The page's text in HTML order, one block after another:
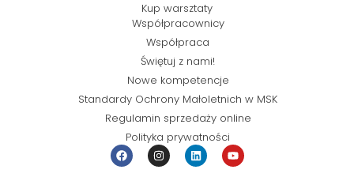
Kup warsztaty
Współpracownicy
Współpraca
Świętuj z nami!
Nowe kompetencje
Standardy Ochrony Małoletnich w MSK
Regulamin sprzedaży online
Polityka prywatności